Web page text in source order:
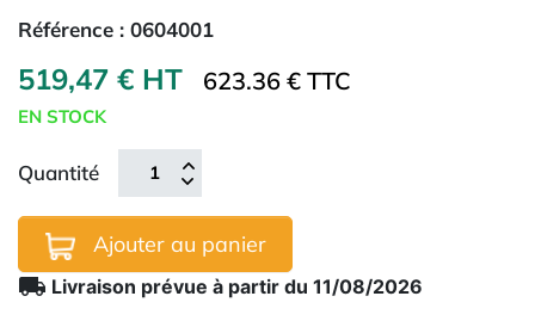
Référence : 0604001
519,47 € HT 623.36 € TTC
EN STOCK
Quantité
Ajouter au panier
local_shipping Livraison prévue à partir du 11/08/2026